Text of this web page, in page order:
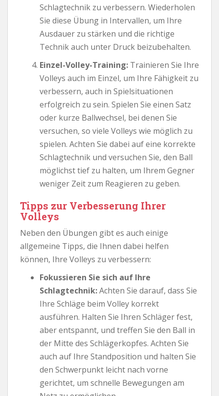
Schlagtechnik zu verbessern. Wiederholen
Sie diese Übung in Intervallen, um Ihre
Ausdauer zu stärken und die richtige
Technik auch unter Druck beizubehalten.
Einzel-Volley-Training: Trainieren Sie Ihre
Volleys auch im Einzel, um Ihre Fähigkeit zu
verbessern, auch in Spielsituationen
erfolgreich zu sein. Spielen Sie einen Satz
oder kurze Ballwechsel, bei denen Sie
versuchen, so viele Volleys wie möglich zu
spielen. Achten Sie dabei auf eine korrekte
Schlagtechnik und versuchen Sie, den Ball
möglichst tief zu halten, um Ihrem Gegner
weniger Zeit zum Reagieren zu geben.
Tipps zur Verbesserung Ihrer
Volleys
Neben den Übungen gibt es auch einige
allgemeine Tipps, die Ihnen dabei helfen
können, Ihre Volleys zu verbessern:
Fokussieren Sie sich auf Ihre
Schlagtechnik:Achten Sie darauf, dass Sie
Ihre Schläge beim Volley korrekt
ausführen. Halten Sie Ihren Schläger fest,
aber entspannt, und treffen Sie den Ball in
der Mitte des Schlägerkopfes. Achten Sie
auch auf Ihre Standposition und halten Sie
den Schwerpunkt leicht nach vorne
gerichtet, um schnelle Bewegungen am